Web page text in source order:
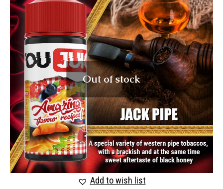
Out of stock
Add to wish list